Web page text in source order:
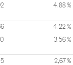
4,88 %
4,22 %
3,56 %
2,67 %